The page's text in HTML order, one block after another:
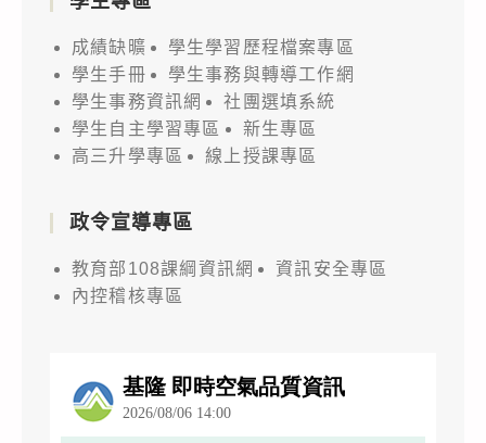
成績缺曠
學生學習歷程檔案專區
學生手冊
學生事務與轉導工作網
學生事務資訊網
社團選填系統
學生自主學習專區
新生專區
高三升學專區
線上授課專區
政令宣導專區
教育部108課綱資訊網
資訊安全專區
內控稽核專區